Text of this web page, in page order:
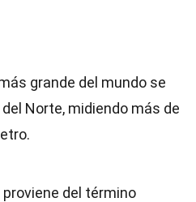
grande del mundo se
Norte, midiendo más de
proviene del término